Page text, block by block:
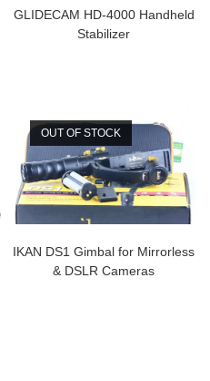
GLIDECAM HD-4000 Handheld
Stabilizer
OUT OF STOCK
IKAN DS1 Gimbal for Mirrorless
& DSLR Cameras